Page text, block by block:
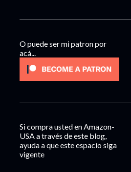
O puede ser mi patron por
acá...
Si compra usted en Amazon-
USA a través de este blog,
ayuda a que este espacio siga
vigente